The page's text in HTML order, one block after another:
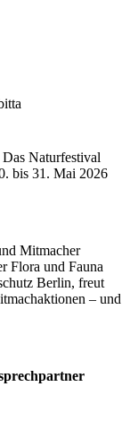
Naturfestival
bis 31. Mai 2026
Mitmacher
Flora und Fauna
Berlin, freut
– und